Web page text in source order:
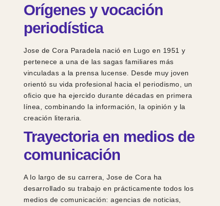
Orígenes y vocación
periodística
Jose de Cora Paradela nació en Lugo en 1951 y
pertenece a una de las sagas familiares más
vinculadas a la prensa lucense. Desde muy joven
orientó su vida profesional hacia el periodismo, un
oficio que ha ejercido durante décadas en primera
línea, combinando la información, la opinión y la
creación literaria.
Trayectoria en medios de
comunicación
A lo largo de su carrera, Jose de Cora ha
desarrollado su trabajo en prácticamente todos los
medios de comunicación: agencias de noticias,